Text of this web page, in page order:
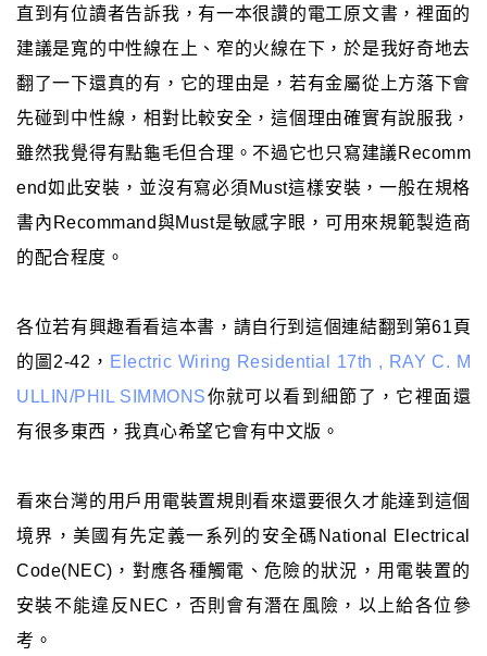
直到有位讀者告訴我，有一本很讚的電工原文書，裡面的
建議是寬的中性線在上、窄的火線在下，於是我好奇地去
翻了一下還真的有，它的理由是，若有金屬從上方落下會
先碰到中性線，相對比較安全，這個理由確實有說服我，
雖然我覺得有點龜毛但合理。不過它也只寫建議Recomm
end如此安裝，並沒有寫必須Must這樣安裝，一般在規格
書內Recommand與Must是敏感字眼，可用來規範製造商
的配合程度。
各位若有興趣看看這本書，請自行到這個連結翻到第61頁
的圖2-42， Electric Wiring Residential 17th , RAY C. M
ULLIN/PHIL SIMMONS你就可以看到細節了，它裡面還
有很多東西，我真心希望它會有中文版。
看來台灣的用戶用電裝置規則看來還要很久才能達到這個
境界，美國有先定義一系列的安全碼National Electrical
Code(NEC)，對應各種觸電、危險的狀況，用電裝置的
安裝不能違反NEC，否則會有潛在風險，以上給各位參
考。